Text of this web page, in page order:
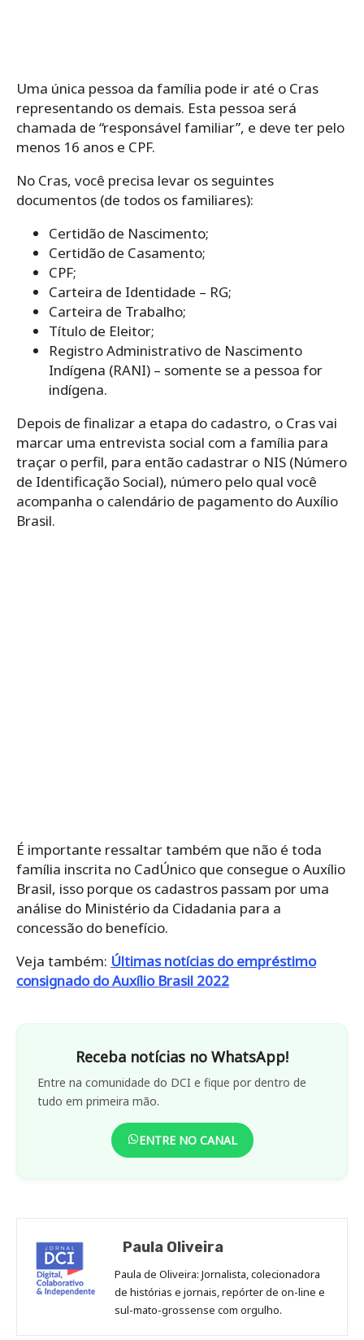
Uma única pessoa da família pode ir até o Cras
representando os demais. Esta pessoa será
chamada de “responsável familiar”, e deve ter pelo
menos 16 anos e CPF.
No Cras, você precisa levar os seguintes
documentos (de todos os familiares):
Certidão de Nascimento;
Certidão de Casamento;
CPF;
Carteira de Identidade – RG;
Carteira de Trabalho;
Título de Eleitor;
Registro Administrativo de Nascimento
Indígena (RANI) – somente se a pessoa for
indígena.
Depois de finalizar a etapa do cadastro, o Cras vai
marcar uma entrevista social com a família para
traçar o perfil, para então cadastrar o NIS (Número
de Identificação Social), número pelo qual você
acompanha o calendário de pagamento do Auxílio
Brasil.
É importante ressaltar também que não é toda
família inscrita no CadÚnico que consegue o Auxílio
Brasil, isso porque os cadastros passam por uma
análise do Ministério da Cidadania para a
concessão do benefício.
Veja também: Últimas notícias do empréstimo
consignado do Auxílio Brasil 2022
Receba notícias no WhatsApp!
Entre na comunidade do DCI e fique por dentro de
tudo em primeira mão.
ENTRE NO CANAL
Paula Oliveira
Paula de Oliveira: Jornalista, colecionadora
de histórias e jornais, repórter de on-line e
sul-mato-grossense com orgulho.